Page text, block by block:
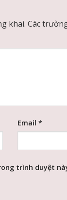
khai. Các
Email*
trình duyệt